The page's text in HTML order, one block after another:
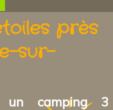
près
sur-
un camping 3